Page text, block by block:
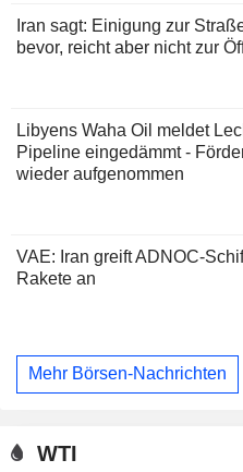
Iran sagt: Einigung zur
bevor, reicht aber nicht zur
Libyens Waha Oil meldet
Pipeline eingedämmt -
wieder aufgenommen
VAE: Iran greift ADNOC-
Rakete an
Mehr Börsen-Nachrichten
WTI